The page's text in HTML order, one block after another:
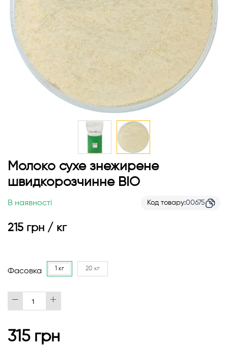
Перейти
до
початку
зображень
Молоко сухе знежирене
швидкорозчинне BIO
В наявності Код товару 00675
215 грн / кг
Фасовка 1 кг 20 кг
315 грн